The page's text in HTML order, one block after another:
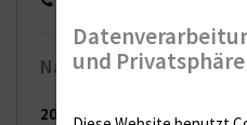
Nachrichten-Archiv
2026(65 Einträge)
und Privatsphäre